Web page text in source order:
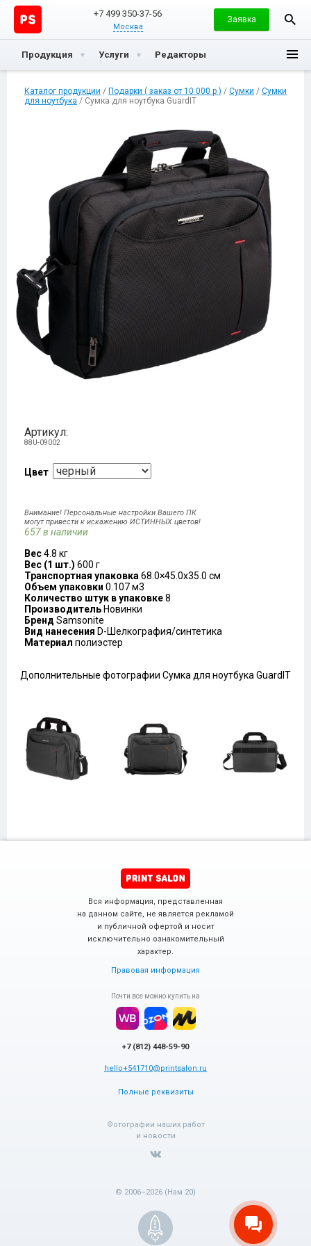
+7 499 350-37-56
Москва
Заявка
Продукция Услуги Редакторы
Каталог продукции / Подарки ( заказ от 10 000 р ) / Сумки / Сумки
для ноутбука / Сумка для ноутбука GuardIT
Артикул:
88U-09002
Цвет
Внимание! Персональные настройки Вашего ПК
могут привести к искажению ИСТИННЫХ цветов!
657 в наличии
Вес4.8 кг
Вес (1 шт.) 600 г
Транспортная упаковка 68.0×45.0x35.0 см
Объем упаковки 0.107 м3
Количество штук в упаковке8
Производитель Новинки
Бренд Samsonite
Вид нанесения D-Шелкография/синтетика
Материал полиэстер
Дополнительные фотографии Сумка для ноутбука GuardIT
Вся информация, представленная
на данном сайте, не является рекламой
и публичной офертой и носит
исключительно ознакомительный
характер.
Правовая информация
Почти все можно купить на
+7 (812) 448-59-90
hello+541710@printsalon.ru
Полные реквизиты
Фотографии наших работ
и новости
© 2006–2026 (Нам 20)